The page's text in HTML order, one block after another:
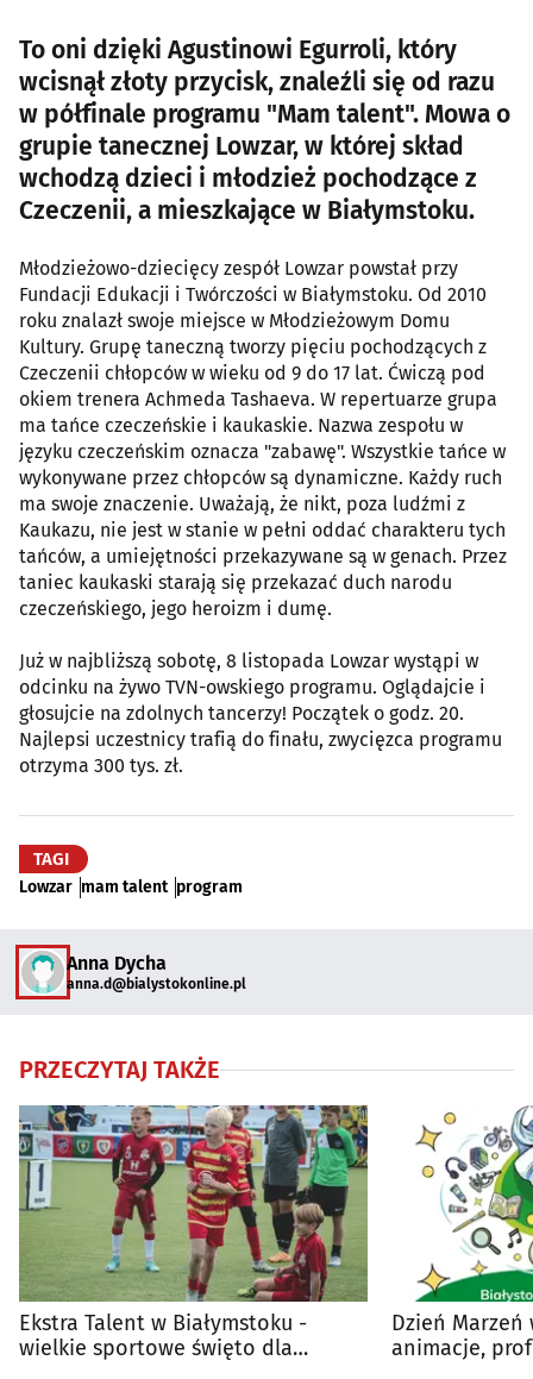
To oni dzięki Agustinowi Egurroli, który
wcisnął złoty przycisk, znaleźli się od razu
w półfinale programu "Mam talent". Mowa o
grupie tanecznej Lowzar, w której skład
wchodzą dzieci i młodzież pochodzące z
Czeczenii, a mieszkające w Białymstoku.
Młodzieżowo-dziecięcy zespół Lowzar powstał przy
Fundacji Edukacji i Twórczości w Białymstoku. Od 2010
roku znalazł swoje miejsce w Młodzieżowym Domu
Kultury. Grupę taneczną tworzy pięciu pochodzących z
Czeczenii chłopców w wieku od 9 do 17 lat. Ćwiczą pod
okiem trenera Achmeda Tashaeva. W repertuarze grupa
ma tańce czeczeńskie i kaukaskie. Nazwa zespołu w
języku czeczeńskim oznacza "zabawę". Wszystkie tańce w
wykonywane przez chłopców są dynamiczne. Każdy ruch
ma swoje znaczenie. Uważają, że nikt, poza ludźmi z
Kaukazu, nie jest w stanie w pełni oddać charakteru tych
tańców, a umiejętności przekazywane są w genach. Przez
taniec kaukaski starają się przekazać duch narodu
czeczeńskiego, jego heroizm i dumę.
Już w najbliższą sobotę, 8 listopada Lowzar wystąpi w
odcinku na żywo TVN-owskiego programu. Oglądajcie i
głosujcie na zdolnych tancerzy! Początek o godz. 20.
Najlepsi uczestnicy trafią do finału, zwycięzca programu
otrzyma 300 tys. zł.
TAGI
Lowzar mam talent program
Anna Dycha
anna.d@bialystokonline.pl
PRZECZYTAJ TAKŻE
Ekstra Talent w Białymstoku -
wielkie sportowe święto dla
Dzień Marzeń
animacje,